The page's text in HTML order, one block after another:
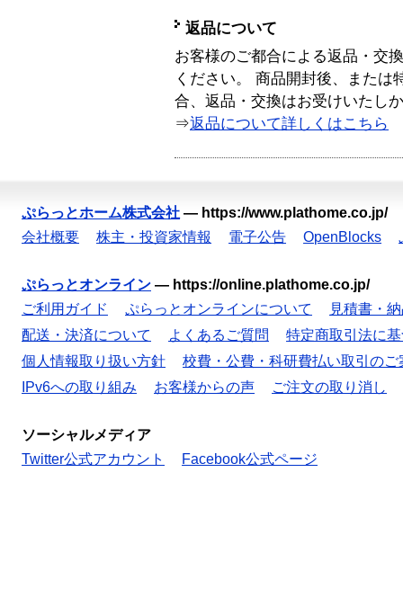
返品について
お客様のご都合による返品・交
ください。 商品開封後、または
合、返品・交換はお受けいたし
⇒返品について詳しくはこちら
ぷらっとホーム株式会社 — https://www.plathome.co.jp/
会社概要
株主・投資家情報 電子公告 OpenBlocks
ぷらっとオンライン — https://online.plathome.co.jp/
ご利用ガイド
ぷらっとオンラインについて
見積書・
配送・決済について
よくあるご質問
特定商取引法に
個人情報取り扱い方針
校費・公費・科研費払い取引のご
IPv6への取り組み
お客様からの声 ご注文の取り消し
ソーシャルメディア
Twitter公式アカウント
Facebook公式ページ